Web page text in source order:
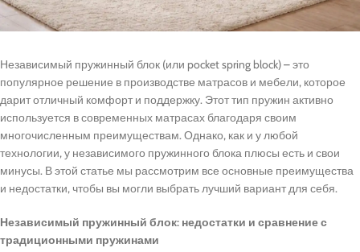
Независимый пружинный блок (или pocket spring block) – это
популярное решение в производстве матрасов и мебели, которое
дарит отличный комфорт и поддержку. Этот тип пружин активно
используется в современных матрасах благодаря своим
многочисленным преимуществам. Однако, как и у любой
технологии, у независимого пружинного блока плюсы есть и свои
минусы. В этой статье мы рассмотрим все основные преимущества
и недостатки, чтобы вы могли выбрать лучший вариант для себя.
Независимый пружинный блок: недостатки и сравнение с
традиционными пружинами